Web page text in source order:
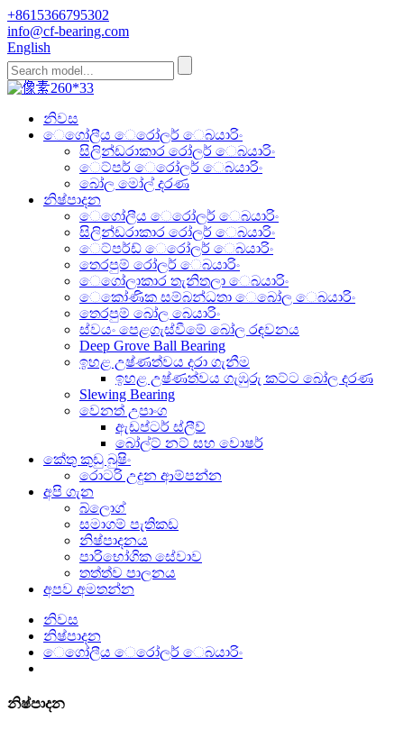
+8615366795302
info@cf-bearing.com
English
නිවස
ෙගෝලීය ෙරෝලර් ෙබයාරිං
සිලින්ඩරාකාර රෝලර් ෙබයාරිං
ෙට්පර් ෙරෝලර් ෙබයාරිං
බෝල මෝල් දරණ
නිෂ්පාදන
ෙගෝලීය ෙරෝලර් ෙබයාරිං
සිලින්ඩරාකාර රෝලර් ෙබයාරිං
ෙට්පර්ඩ් ෙරෝලර් ෙබයාරිං
තෙරපුම් රෝලර් ෙබයාරිං
ෙගෝලාකාර තැනිතලා ෙබයාරිං
ෙකෝණික සම්බන්ධතා ෙබෝල ෙබයාරිං
තෙරපුම් බෝල බෙයාරිං
ස්වයං පෙළගැස්වීමේ බෝල රඳවනය
Deep Grove Ball Bearing
ඉහළ උෂ්ණත්වය දරා ගැනීම
ඉහළ උෂ්ණත්වය ගැඹුරු කට්ට බෝල දරණ
Slewing Bearing
වෙනත් උපාංග
ඇඩප්ටර් ස්ලීව්
බෝල්ට් නට් සහ වොෂර්
කේතු කුඩු බුෂිං
රොටරි උදුන ආම්පන්න
අපි ගැන
බ්ලොග්
සමාගම් පැතිකඩ
නිෂ්පාදනය
පාරිභෝගික සේවාව
තත්ත්ව පාලනය
අපව අමතන්න
නිවස
නිෂ්පාදන
ෙගෝලීය ෙරෝලර් ෙබයාරිං
නිෂ්පාදන